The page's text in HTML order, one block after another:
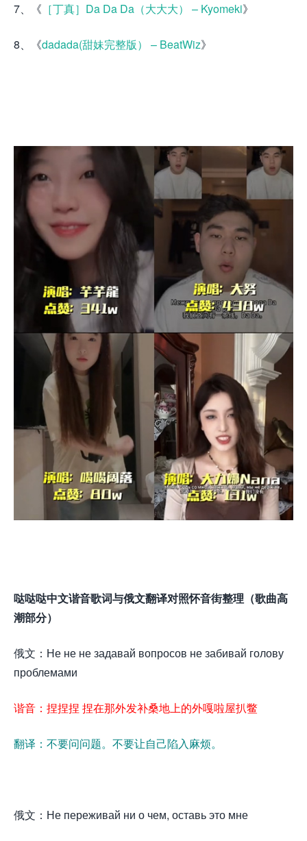
7、《 ［丁真］Da Da Da（大大大） – Kyomeki》
8、《dadada(甜妹完整版） – BeatWiz》
哒哒哒中文谐音歌词与俄文翻译对照怀音街整理（歌曲高
潮部分）
俄文：Не не не задавай вопросов не забивай голову
проблемами
谐音：捏捏捏 捏在那外发补桑地上的外嘎啦屋扒鳖
翻译：不要问问题。不要让自己陷入麻烦。
俄文：Не переживай ни о чем, оставь это мне